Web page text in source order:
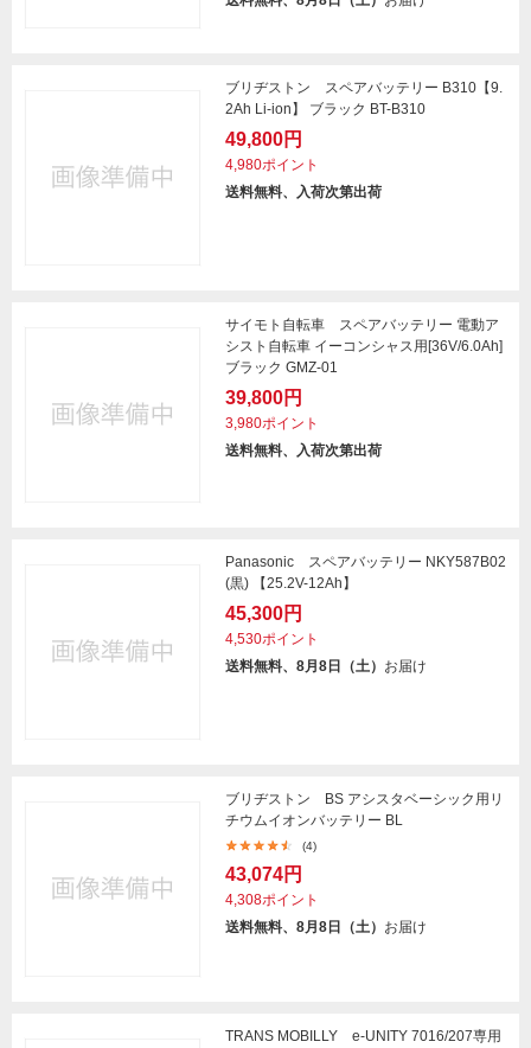
ブリヂストン スペアバッテリー B310【9.
2Ah Li-ion】 ブラック BT-B310
49,800円
4,980ポイント
送料無料、入荷次第出荷
サイモト自転車 スペアバッテリー 電動ア
シスト自転車 イーコンシャス用[36V/6.0Ah]
ブラック GMZ-01
39,800円
3,980ポイント
送料無料、入荷次第出荷
Panasonic スペアバッテリー NKY587B02
(黒) 【25.2V-12Ah】
45,300円
4,530ポイント
送料無料、8月8日（土） お届け
ブリヂストン BS アシスタベーシック用リ
チウムイオンバッテリー BL
(4)
43,074円
4,308ポイント
送料無料、8月8日（土） お届け
TRANS MOBILLY e-UNITY 7016/207専用